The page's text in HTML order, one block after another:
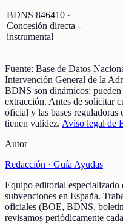
BDNS 846410 ·
Concesión directa -
instrumental
Fuente: Base de Datos
Intervención General de la
BDNS son dinámicos:
extracción. Antes de solicitar
oficial y las bases reguladoras
tienen validez. Aviso legal de
Autor
Redacción · Guía Ayudas
Equipo editorial
subvenciones en España.
oficiales (BOE, BDNS,
revisamos periódicamente